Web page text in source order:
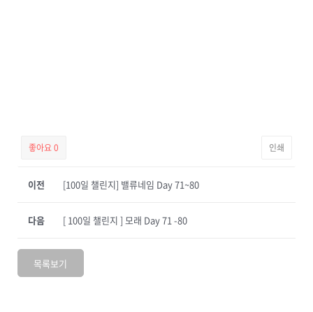
좋아요0 인쇄
이전 [100일 챌린지] 밸류네임 Day 71~80
[ 100일 챌린지 ] 모래 Day 71 -80
다음
목록보기